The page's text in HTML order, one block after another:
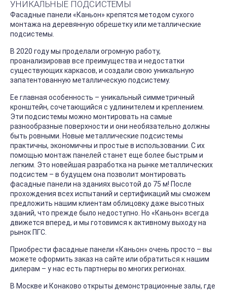
УНИКАЛЬНЫЕ ПОДСИСТЕМЫ
Фасадные панели «Каньон» крепятся методом сухого
монтажа на деревянную обрешетку или металлические
подсистемы.
В 2020 году мы проделали огромную работу,
проанализировав все преимущества и недостатки
существующих каркасов, и создали свою уникальную
запатентованную металлическую подсистему.
Ее главная особенность – уникальный симметричный
кронштейн, сочетающийся с удлинителем и креплением.
Эти подсистемы можно монтировать на самые
разнообразные поверхности и они необязательно должны
быть ровными. Новые металлические подсистемы
практичны, экономичны и простые в использовании. С их
помощью монтаж панелей станет еще более быстрым и
легким. Это новейшая разработка на рынке металлических
подсистем – в будущем она позволит монтировать
фасадные панели на зданиях высотой до 75 м! После
прохождения всех испытаний и сертификаций мы сможем
предложить нашим клиентам облицовку даже высотных
зданий, что прежде было недоступно. Но «Каньон» всегда
движется вперед, и мы готовимся к активному выходу на
рынок ПГС.
Приобрести фасадные панели «Каньон» очень просто – вы
можете оформить заказ на сайте или обратиться к нашим
дилерам – у нас есть партнеры во многих регионах.
В Москве и Конаково открыты демонстрационные залы, где